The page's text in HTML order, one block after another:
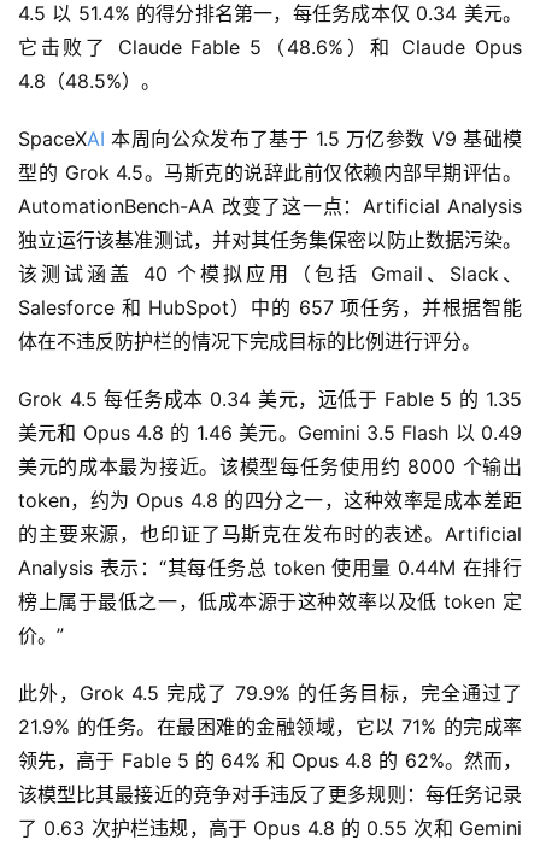
4.5 以 51.4% 的得分排名第一，每任务成本仅 0.34 美元。
它击败了 Claude Fable 5（48.6%）和 Claude Opus
4.8（48.5%）。
SpaceXAI 本周向公众发布了基于 1.5 万亿参数 V9 基础模
型的 Grok 4.5。马斯克的说辞此前仅依赖内部早期评估。
AutomationBench-AA 改变了这一点：Artificial Analysis
独立运行该基准测试，并对其任务集保密以防止数据污染。
该测试涵盖 40 个模拟应用（包括 Gmail、Slack、
Salesforce 和 HubSpot）中的 657 项任务，并根据智能
体在不违反防护栏的情况下完成目标的比例进行评分。
Grok 4.5 每任务成本 0.34 美元，远低于 Fable 5 的 1.35
美元和 Opus 4.8 的 1.46 美元。Gemini 3.5 Flash 以 0.49
美元的成本最为接近。该模型每任务使用约 8000 个输出
token，约为 Opus 4.8 的四分之一，这种效率是成本差距
的主要来源，也印证了马斯克在发布时的表述。Artificial
Analysis 表示：“其每任务总 token 使用量 0.44M 在排行
榜上属于最低之一，低成本源于这种效率以及低 token 定
价。”
此外，Grok 4.5 完成了 79.9% 的任务目标，完全通过了
21.9% 的任务。在最困难的金融领域，它以 71% 的完成率
领先，高于 Fable 5 的 64% 和 Opus 4.8 的 62%。然而，
该模型比其最接近的竞争对手违反了更多规则：每任务记录
了 0.63 次护栏违规，高于 Opus 4.8 的 0.55 次和 Gemini